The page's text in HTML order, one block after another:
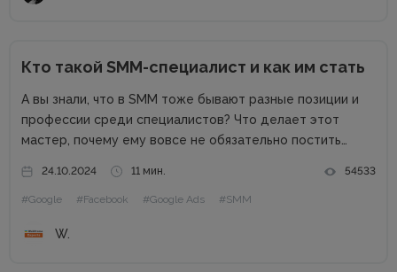
Кто такой SMM-специалист и как им стать
А вы знали, что в SMM тоже бывают разные позиции и
профессии среди специалистов? Что делает этот
мастер, почему ему вовсе не обязательно постить
репутационную пользу и деньги? В рамках наших
публикаций...
24.10.2024 11 мин. 54533
#Google #Facebook #Google Ads #SMM
W.